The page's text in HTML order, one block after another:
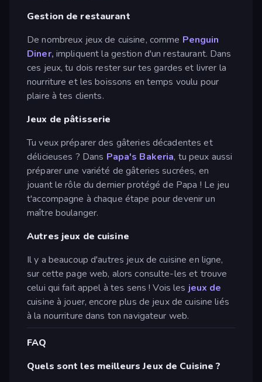
Gestion de restaurant
De nombreux jeux de cuisine, comme Penguin
Diner, impliquent la gestion d'un restaurant. Dans
ces jeux, tu dois rester sur tes gardes et livrer la
nourriture et les boissons en temps voulu pour
plaire à tes clients.
Jeux de pâtisserie
Tu veux préparer des gâteries décadentes et
délicieuses ? Dans Papa's Bakeria, tu peux aussi
préparer une variété de gâteries sucrées, en
jouant le rôle du dernier protégé de Papa ! Le jeu
t'accompagne à chaque étape pour devenir un
maître boulanger.
Autres jeux de cuisine
Il y a beaucoup d'autres jeux de cuisine en ligne,
sur cette page web, alors consulte-les et trouve
celui qui fait appel à tes sens ! Vois les jeux de
cuisine à jouer, encore plus de jeux de cuisine liés
à la nourriture dans ton navigateur web.
FAQ
Quels sont les meilleurs Jeux de Cuisine ?